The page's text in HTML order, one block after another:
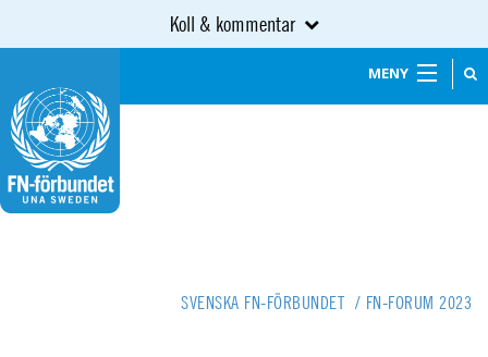
Koll & kommentar
MENY
SVENSKA FN-FÖRBUNDET / FN-FORUM 2023